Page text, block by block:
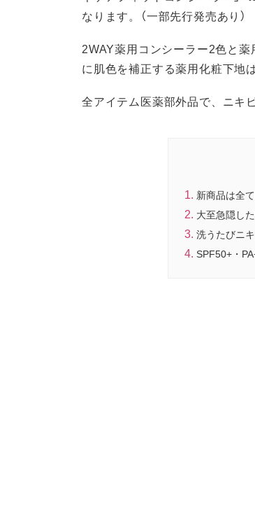
なります。（一部先行発売あり）
2WAY薬用コンシーラー2色と
に肌色を補正する薬用化粧下地
全アイテム医薬部外品で、ニキ
新商品は全
大至急隠し
洗うたびニ
SPF50+・